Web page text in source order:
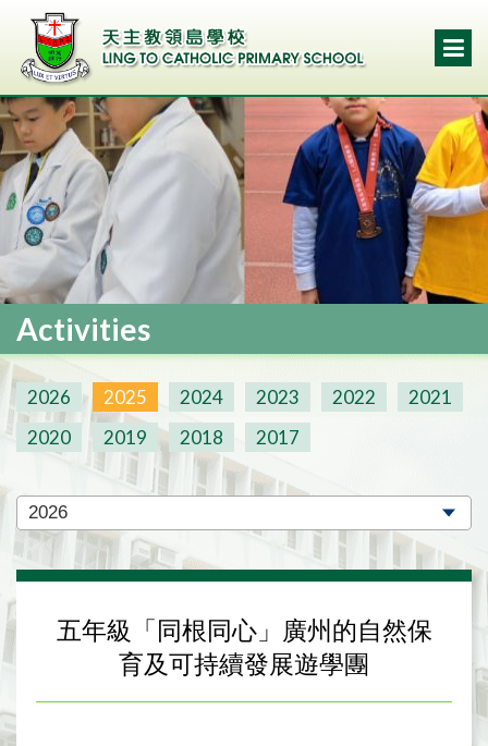
Activities
2026 2025 2024 2023 2022
2021
2020
2019 2018 2017
五年級「同根同心」廣州的自然保
育及可持續發展遊學團